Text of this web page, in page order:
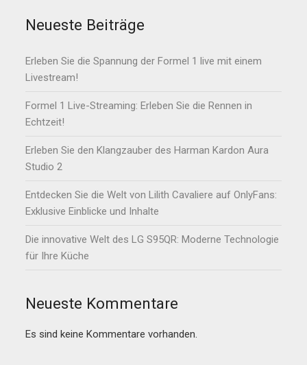
Neueste Beiträge
Erleben Sie die Spannung der Formel 1 live mit einem
Livestream!
Formel 1 Live-Streaming: Erleben Sie die Rennen in
Echtzeit!
Erleben Sie den Klangzauber des Harman Kardon Aura
Studio 2
Entdecken Sie die Welt von Lilith Cavaliere auf OnlyFans:
Exklusive Einblicke und Inhalte
Die innovative Welt des LG S95QR: Moderne Technologie
für Ihre Küche
Neueste Kommentare
Es sind keine Kommentare vorhanden.